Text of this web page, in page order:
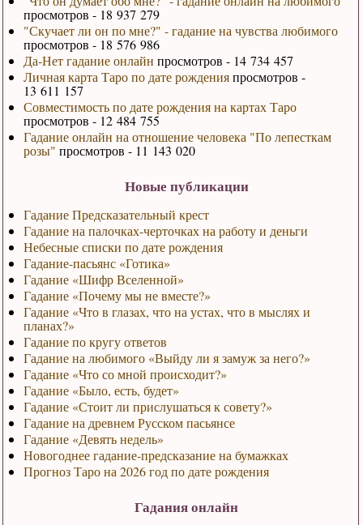
просмотров - 18 937 279
"Скучает ли он по мне?" - гадание на чувства любимого
просмотров - 18 576 986
Да-Нет гадание онлайн просмотров - 14 734 457
Личная карта Таро по дате рожденияпросмотров -
13 611 157
Совместимость по дате рождения на картах Таро
просмотров - 12 484 755
Гадание онлайн на отношение человека "По лепесткам
розы" просмотров - 11 143 020
Новые публикации
Гадание Предсказательный крест
Гадание на палочках-черточках на работу и деньги
Небесные списки по дате рождения
Гадание-пасьянс «Готика»
Гадание «Шифр Вселенной»
Гадание «Почему мы не вместе?»
Гадание «Что в глазах, что на устах, что в мыслях и
планах?»
Гадание по кругу ответов
Гадание на любимого «Выйду ли я замуж за него?»
Гадание «Что со мной происходит?»
Гадание «Было, есть, будет»
Гадание «Стоит ли прислушаться к совету?»
Гадание на древнем Русском пасьянсе
Гадание «Девять недель»
Новогоднее гадание-предсказание на бумажках
Прогноз Таро на 2026 год по дате рождения
Гадания онлайн